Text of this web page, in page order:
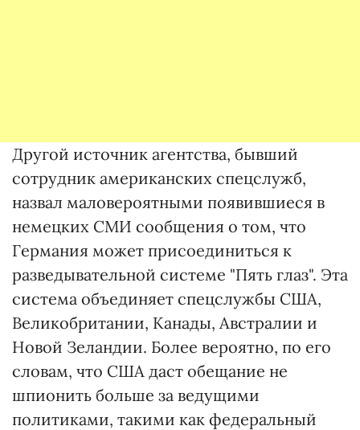
Другой источник агентства, бывший
сотрудник американских спецслужб,
назвал маловероятными появившиеся в
немецких СМИ сообщения о том, что
Германия может присоединиться к
разведывательной системе "Пять глаз". Эта
система объединяет спецслужбы США,
Великобритании, Канады, Австралии и
Новой Зеландии. Более вероятно, по его
словам, что США даст обещание не
шпионить больше за ведущими
политиками, такими как федеральный